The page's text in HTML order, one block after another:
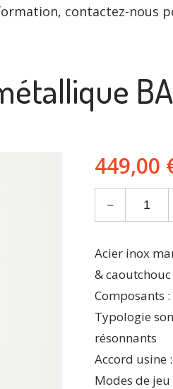
contactez-nous
449,00
−
Acier inox
& caoutchouc
Composants
Typologie
résonnants
Accord usine
Modes de jeu